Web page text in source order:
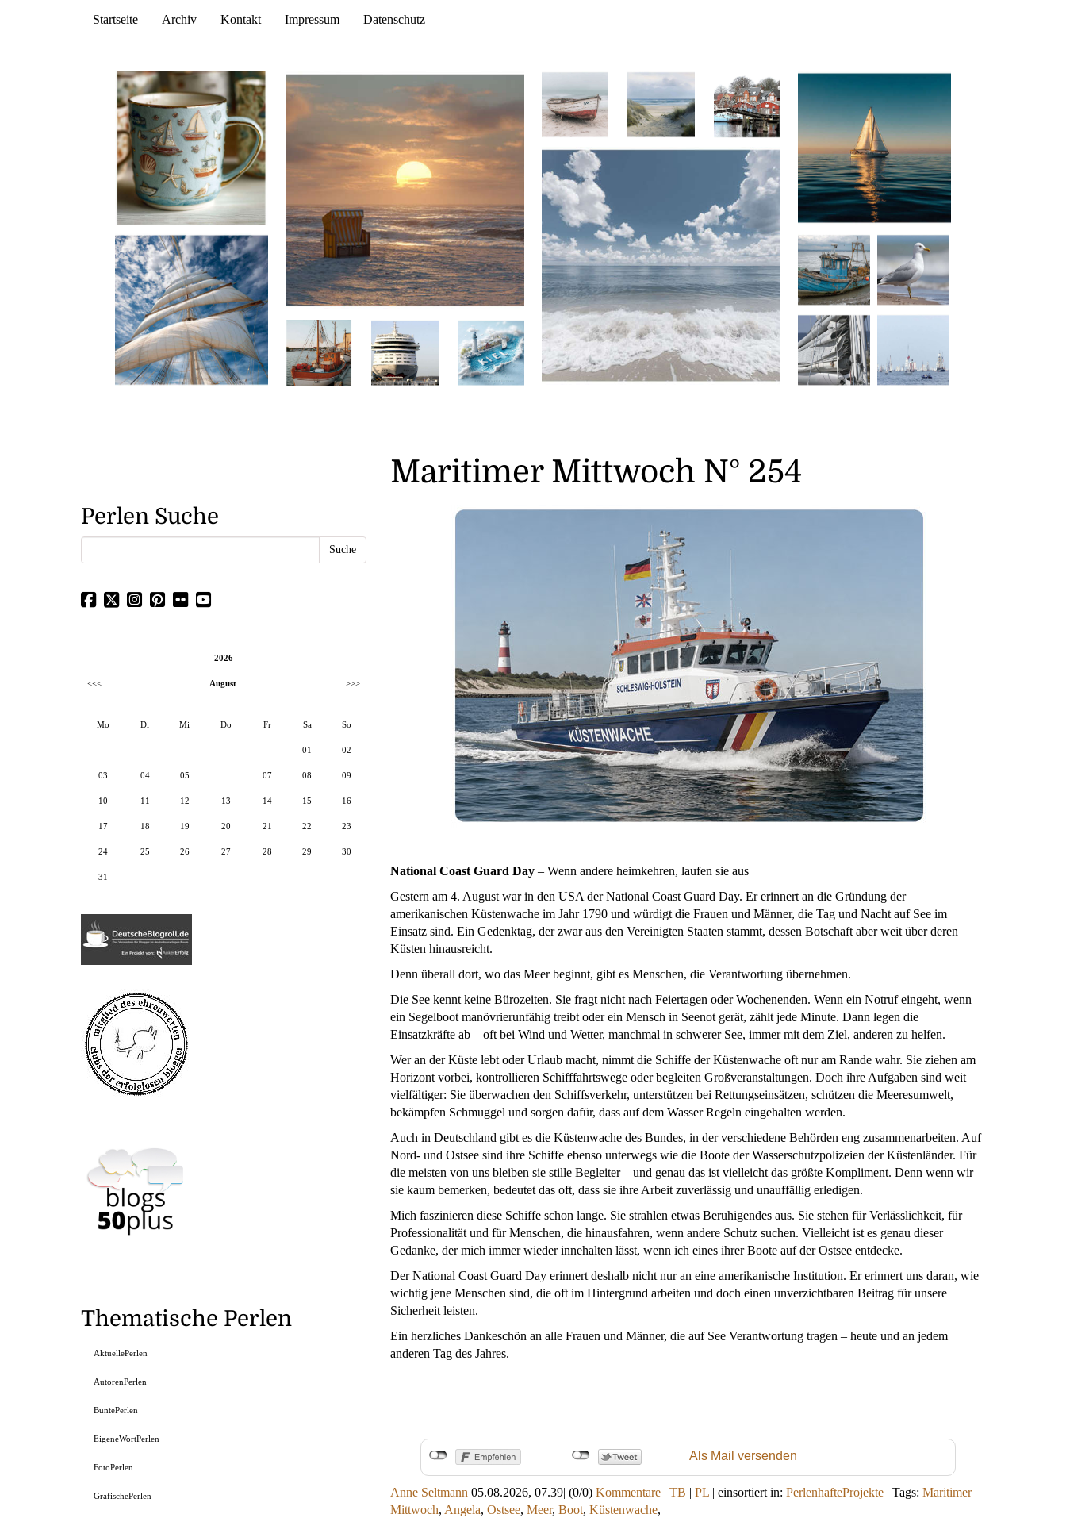
Startseite Archiv Kontakt Impressum Datenschutz
Maritimer Mittwoch N° 254
National Coast Guard Day – Wenn andere heimkehren, laufen sie aus
Gestern am 4. August war in den USA der National Coast Guard Day. Er erinnert an die Gründung der
amerikanischen Küstenwache im Jahr 1790 und würdigt die Frauen und Männer, die Tag und Nacht auf See im
Einsatz sind. Ein Gedenktag, der zwar aus den Vereinigten Staaten stammt, dessen Botschaft aber weit über deren
Küsten hinausreicht.
Denn überall dort, wo das Meer beginnt, gibt es Menschen, die Verantwortung übernehmen.
Die See kennt keine Bürozeiten. Sie fragt nicht nach Feiertagen oder Wochenenden. Wenn ein Notruf eingeht, wenn
ein Segelboot manövrierunfähig treibt oder ein Mensch in Seenot gerät, zählt jede Minute. Dann legen die
Einsatzkräfte ab – oft bei Wind und Wetter, manchmal in schwerer See, immer mit dem Ziel, anderen zu helfen.
Wer an der Küste lebt oder Urlaub macht, nimmt die Schiffe der Küstenwache oft nur am Rande wahr. Sie ziehen am
Horizont vorbei, kontrollieren Schifffahrtswege oder begleiten Großveranstaltungen. Doch ihre Aufgaben sind weit
vielfältiger: Sie überwachen den Schiffsverkehr, unterstützen bei Rettungseinsätzen, schützen die Meeresumwelt,
bekämpfen Schmuggel und sorgen dafür, dass auf dem Wasser Regeln eingehalten werden.
Auch in Deutschland gibt es die Küstenwache des Bundes, in der verschiedene Behörden eng zusammenarbeiten. Auf
Nord- und Ostsee sind ihre Schiffe ebenso unterwegs wie die Boote der Wasserschutzpolizeien der Küstenländer. Für
die meisten von uns bleiben sie stille Begleiter – und genau das ist vielleicht das größte Kompliment. Denn wenn wir
sie kaum bemerken, bedeutet das oft, dass sie ihre Arbeit zuverlässig und unauffällig erledigen.
Mich faszinieren diese Schiffe schon lange. Sie strahlen etwas Beruhigendes aus. Sie stehen für Verlässlichkeit, für
Professionalität und für Menschen, die hinausfahren, wenn andere Schutz suchen. Vielleicht ist es genau dieser
Gedanke, der mich immer wieder innehalten lässt, wenn ich eines ihrer Boote auf der Ostsee entdecke.
Der National Coast Guard Day erinnert deshalb nicht nur an eine amerikanische Institution. Er erinnert uns daran, wie
wichtig jene Menschen sind, die oft im Hintergrund arbeiten und doch einen unverzichtbaren Beitrag für unsere
Sicherheit leisten.
Ein herzliches Dankeschön an alle Frauen und Männer, die auf See Verantwortung tragen – heute und an jedem
anderen Tag des Jahres.
Als Mail versenden
Anne Seltmann 05.08.2026, 07.39| (0/0) Kommentare | TB | PL | einsortiert in: PerlenhafteProjekte | Tags: Maritimer
Mittwoch, Angela, Ostsee, Meer, Boot, Küstenwache,
Perlen Suche
2026
<<< August >>>
Mo Di Mi Do Fr Sa So
01 02
03 04 05 07 08 09
10 11 12 13 14 15 16
17 18 19 20 21 22 23
24 25 26 27 28 29 30
31
Thematische Perlen
AktuellePerlen
AutorenPerlen
BuntePerlen
EigeneWortPerlen
FotoPerlen
GrafischePerlen